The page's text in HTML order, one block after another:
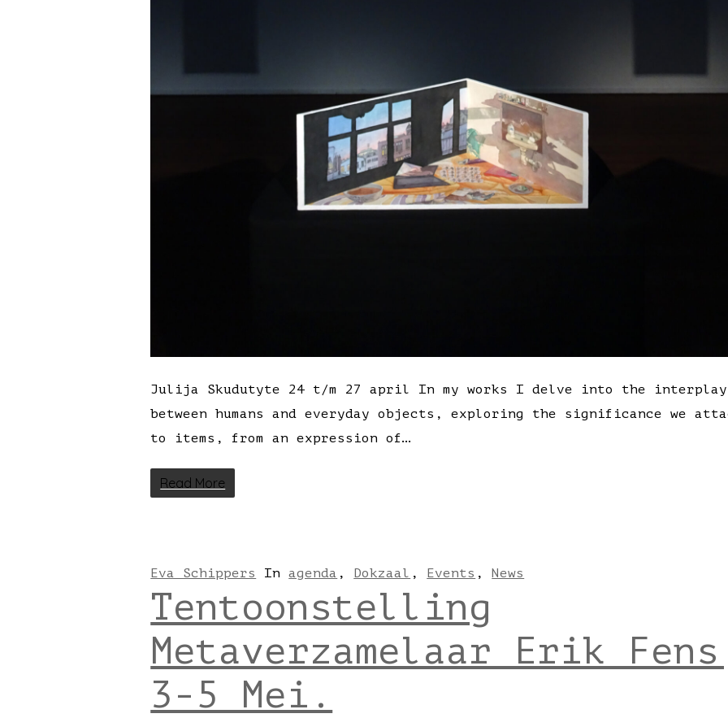
Julija Skudutyte 24 t/m 27 april In my works I delve into the interplay
between humans and everyday objects, exploring the significance we
to items, from an expression of…
Read More
Eva Schippers Inagenda , Dokzaal , Events ,News
Tentoonstelling
Metaverzamelaar Erik
3-5 Mei.